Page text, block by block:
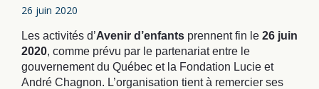
26 juin 2020
Les activités d’Avenir d’enfants prennent fin le 26 juin
2020, comme prévu par le partenariat entre le
gouvernement du Québec et la Fondation Lucie et
André Chagnon. L’organisation tient à remercier ses